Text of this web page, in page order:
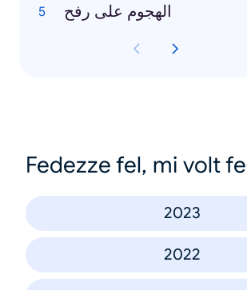
الهجوم على رفح
Fedezze fel, mi volt
2023
2022